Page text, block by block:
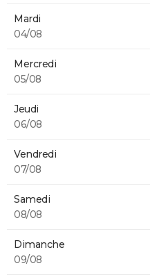
Mardi
04/08
Mercredi
05/08
Jeudi
06/08
Vendredi
07/08
Samedi
08/08
Dimanche
09/08